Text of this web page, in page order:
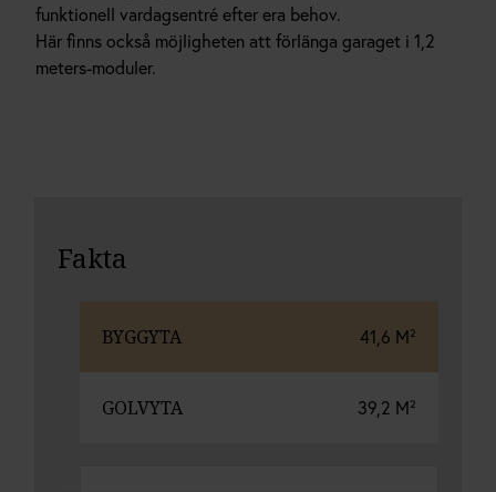
funktionell vardagsentré efter era behov.
Här finns också möjligheten att förlänga garaget i 1,2
meters-moduler.
Fakta
BYGGYTA 41,6 M²
GOLVYTA 39,2 M²